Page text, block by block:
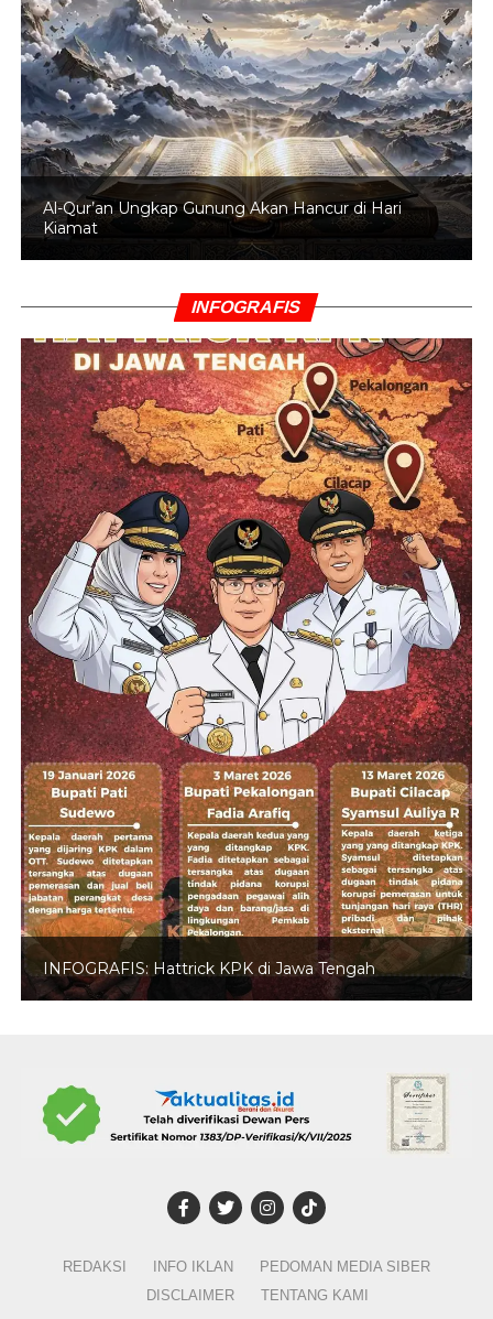
Al-Qur’an Ungkap Gunung Akan Hancur di Hari
Kiamat
INFOGRAFIS
INFOGRAFIS: Hattrick KPK di Jawa Tengah
REDAKSI INFO IKLAN
PEDOMAN MEDIA SIBER
DISCLAIMER
TENTANG KAMI